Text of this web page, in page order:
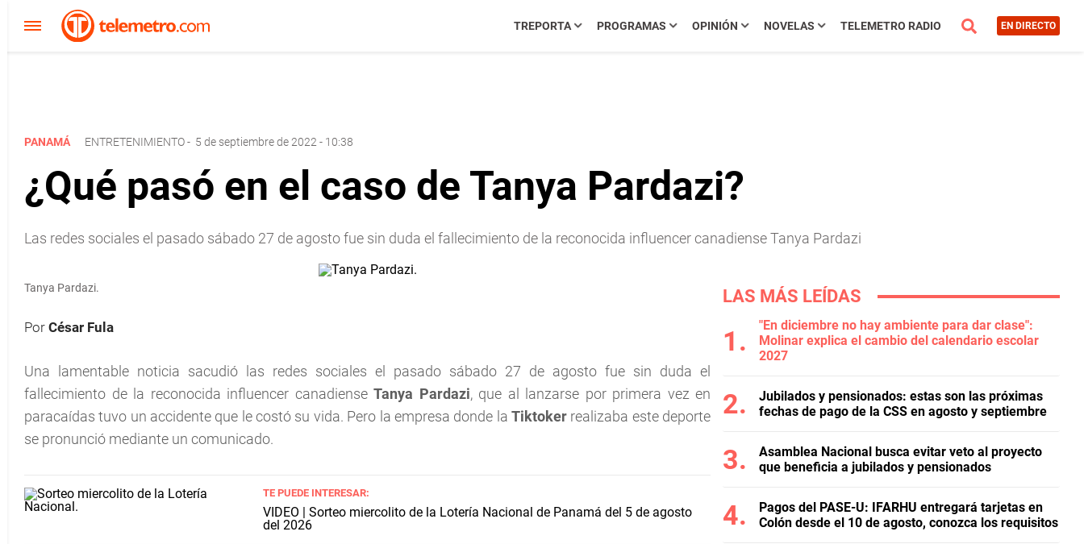
TREPORTA PROGRAMAS OPINIÓN NOVELAS TELEMETRO RADIO EN DIRECTO
PANAMÁ ENTRETENIMIENTO- 5 de septiembre de 2022 - 10:38
¿Qué pasó en el caso de Tanya Pardazi?
Las redes sociales el pasado sábado 27 de agosto fue sin duda el fallecimiento de la reconocida influencer canadiense Tanya Pardazi
Tanya Pardazi.
Por César Fula
Una lamentable noticia sacudió las redes sociales el pasado sábado 27 de agosto fue sin duda el
fallecimiento de la reconocida influencer canadiense Tanya Pardazi, que al lanzarse por primera vez en
paracaídas tuvo un accidente que le costó su vida. Pero la empresa donde la Tiktokerrealizaba este deporte
se pronunció mediante un comunicado.
TE PUEDE INTERESAR:
VIDEO | Sorteo miercolito de la Lotería Nacional de Panamá del 5 de agosto
del 2026
LAS MÁS LEÍDAS
"En diciembre no hay ambiente para dar clase":
Molinar explica el cambio del calendario escolar
2027
Jubilados y pensionados: estas son las próximas
fechas de pago de la CSS en agosto y septiembre
Asamblea Nacional busca evitar veto al proyecto
que beneficia a jubilados y pensionados
Pagos del PASE-U: IFARHU entregará tarjetas en
Colón desde el 10 de agosto, conozca los requisitos